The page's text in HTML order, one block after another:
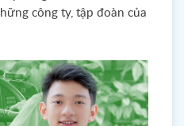
công ty, tập đoàn của